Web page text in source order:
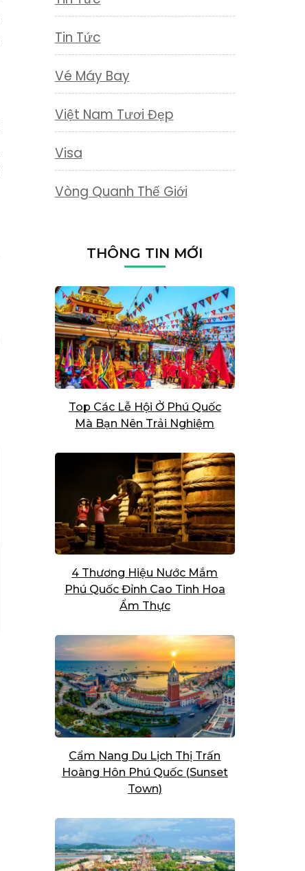
Tin Tức
Vé Máy Bay
Việt Nam Tươi Đẹp
Visa
Vòng Quanh Thế Giới
THÔNG TIN MỚI
Top Các Lễ Hội Ở Phú Quốc
Mà Bạn Nên Trải Nghiệm
4 Thương Hiệu Nước Mắm
Phú Quốc Đỉnh Cao Tinh Hoa
Ẩm Thực
Cẩm Nang Du Lịch Thị Trấn
Hoàng Hôn Phú Quốc (Sunset
Town)